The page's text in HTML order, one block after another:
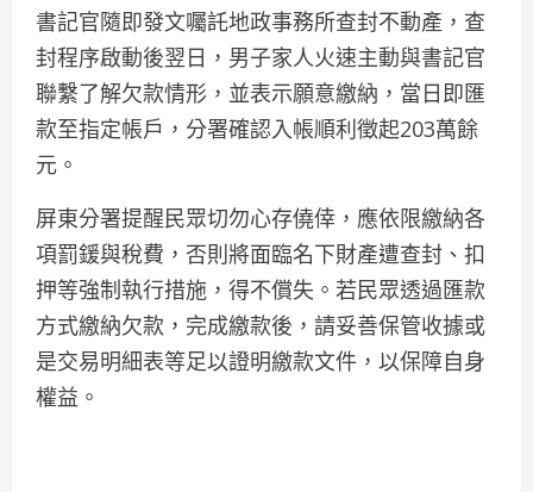
書記官隨即發文囑託地政事務所查封不動產，查
封程序啟動後翌日，男子家人火速主動與書記官
聯繫了解欠款情形，並表示願意繳納，當日即匯
款至指定帳戶，分署確認入帳順利徵起203萬餘
元。
屏東分署提醒民眾切勿心存僥倖，應依限繳納各
項罰鍰與稅費，否則將面臨名下財產遭查封、扣
押等強制執行措施，得不償失。若民眾透過匯款
方式繳納欠款，完成繳款後，請妥善保管收據或
是交易明細表等足以證明繳款文件，以保障自身
權益。